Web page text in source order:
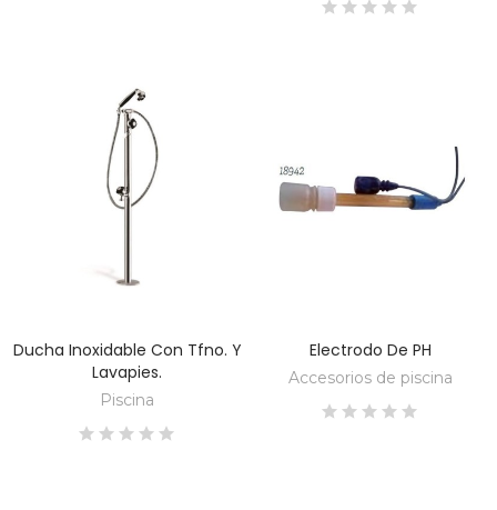
DESCUBRE
Ducha Inoxidable Con Tfno. Y
Lavapies.
Piscina
DESCUBRE
Electrodo De PH
Accesorios de piscina